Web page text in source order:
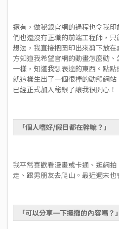
還有，做秘銀官網的過程也令我
們也還沒有正職的前端工程師，
想法，我直接把圖印出來剪下放
方知道我希望官網的動畫怎麼動
一樣，知道我想表達的東西。點點
就這樣生出了一個很棒的動態網
已經正式加入秘銀了讓我很開心！
「個人嗜好/假日都在幹嘛？」
我平常喜歡看漫畫或卡通、逛網
走、跟男朋友去爬山。最近週末也
「可以分享一下擺攤的內容嗎？」